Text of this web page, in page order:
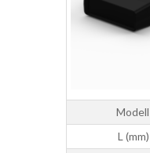
Modell
L (mm)